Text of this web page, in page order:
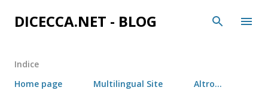
Passa ai contenuti principali
DICECCA.NET - BLOG
Indice
Home page
Multilingual Site Altro…